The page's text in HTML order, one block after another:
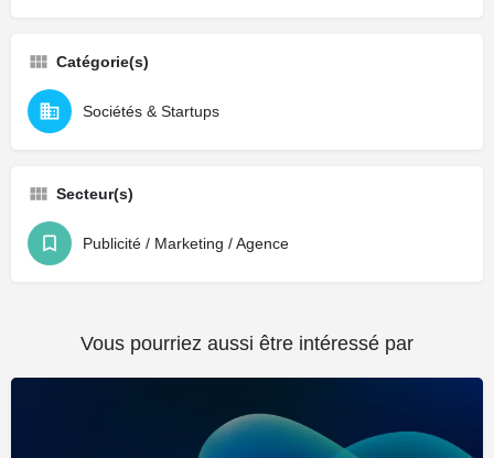
Catégorie(s)
Sociétés & Startups
Secteur(s)
Publicité / Marketing / Agence
Vous pourriez aussi être intéressé par